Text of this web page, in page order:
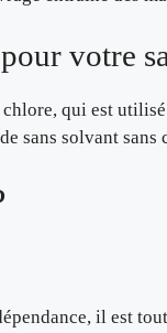
votre
qui est
sans solvant sans
il est